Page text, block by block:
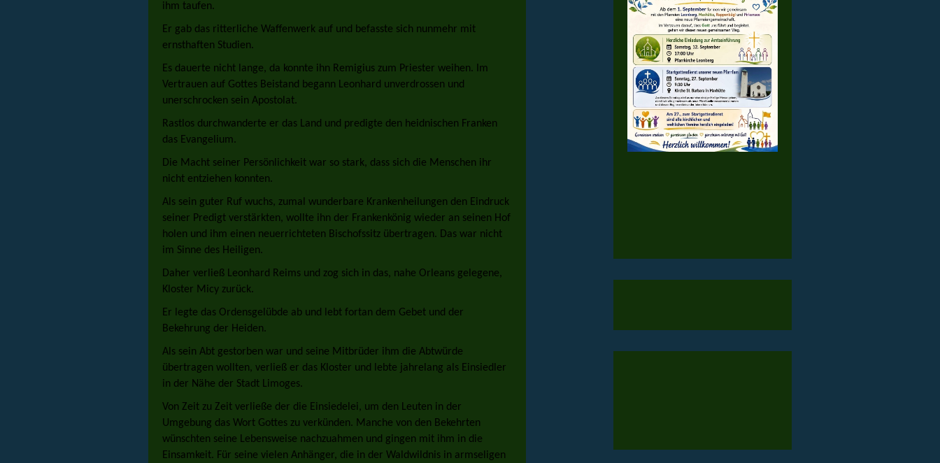
ihm taufen.
Er gab das ritterliche Waffenwerk auf und befasste sich nunmehr mit
ernsthaften Studien.
Es dauerte nicht lange, da konnte ihn Remigius zum Priester weihen. Im
Vertrauen auf Gottes Beistand begann Leonhard unverdrossen und
unerschrocken sein Apostolat.
Rastlos durchwanderte er das Land und predigte den heidnischen Franken
das Evangelium.
Die Macht seiner Persönlichkeit war so stark, dass sich die Menschen ihr
nicht entziehen konnten.
Als sein guter Ruf wuchs, zumal wunderbare Krankenheilungen den Eindruck
seiner Predigt verstärkten, wollte ihn der Frankenkönig wieder an seinen Hof
holen und ihm einen neuerrichteten Bischofssitz übertragen. Das war nicht
im Sinne des Heiligen.
Daher verließ Leonhard Reims und zog sich in das, nahe Orleans gelegene,
Kloster Micy zurück.
Er legte das Ordensgelübde ab und lebt fortan dem Gebet und der
Bekehrung der Heiden.
Als sein Abt gestorben war und seine Mitbrüder ihm die Abtwürde
übertragen wollten, verließ er das Kloster und lebte jahrelang als Einsiedler
in der Nähe der Stadt Limoges.
Von Zeit zu Zeit verließe der die Einsiedelei, um den Leuten in der
Umgebung das Wort Gottes zu verkünden. Manche von den Bekehrten
wünschten seine Lebensweise nachzuahmen und gingen mit ihm in die
Einsamkeit. Für seine vielen Anhänger, die in der Waldwildnis in armseligen